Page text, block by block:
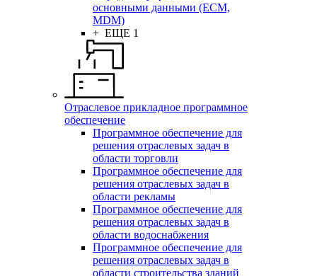
основными данными (ECM,
MDM)
+ ЕЩЕ 1
Отраслевое прикладное программное
обеспечение
Программное обеспечение для
решения отраслевых задач в
области торговли
Программное обеспечение для
решения отраслевых задач в
области рекламы
Программное обеспечение для
решения отраслевых задач в
области водоснабжения
Программное обеспечение для
решения отраслевых задач в
области строительства зданий